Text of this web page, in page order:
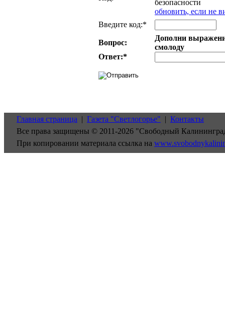
обновить, если не
Введите код:*
Вопрос:
Дополни
смолоду
Ответ:*
Главная страница | Газета "Светлогорье" | Контакты
Все права защищены © 2011-2026 "Свободный
При копировании материала ссылка на